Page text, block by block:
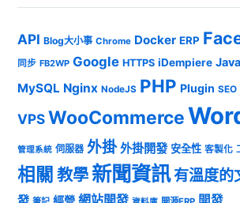
API Blog大小事 Chrome Docker ERP
同步 FB2WP Google HTTPS iDempiere
MySQL Nginx NodeJS PHP Plugin SEO
VPSWooCommerce
管理系統 伺服器 外掛 外掛開發 安全性 客製化
相關 教學 新聞資訊有溫度的
經營